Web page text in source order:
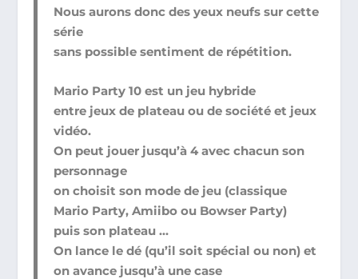
Nous aurons donc des yeux neufs sur cette
série
sans possible sentiment de répétition.
Mario Party 10 est un jeu hybride
entre jeux de plateau ou de société et jeux
vidéo.
On peut jouer jusqu’à 4 avec chacun son
personnage
on choisit son mode de jeu (classique
Mario Party, Amiibo ou Bowser Party)
puis son plateau …
On lance le dé (qu’il soit spécial ou non) et
on avance jusqu’à une case